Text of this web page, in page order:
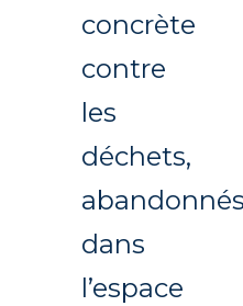
concrète
contre
les
déchets,
dans
l’espace